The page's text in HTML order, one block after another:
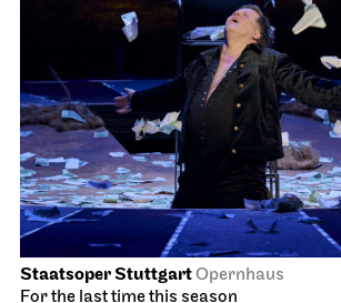
Schauspiel StuttgartSchauspielhaus
Between two people,
how rarely, a world
10.01.2027
18:00
Mon, 11.01.2027